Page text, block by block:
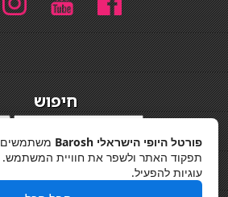
חיפוש
מדיניות פרטיות
פורטל היופי הישראלי Barosh
משתמשים
תפקוד האתר ולשפר את חוויית המשתמש.
עוגיות להפעיל.